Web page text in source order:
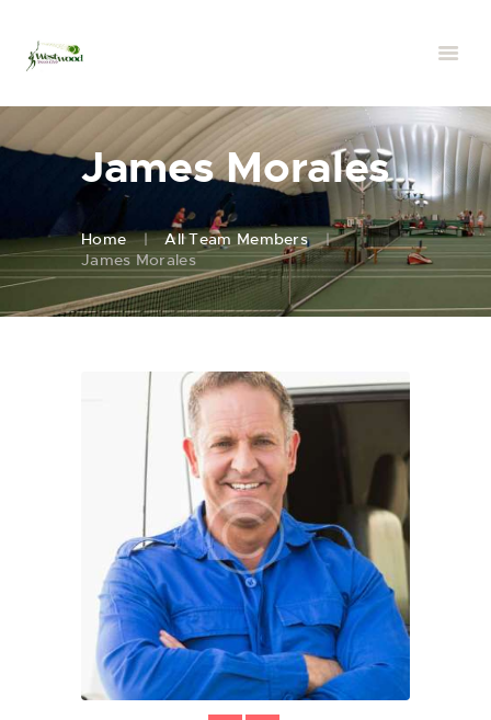
James Morales
Home
All Team Members
James Morales